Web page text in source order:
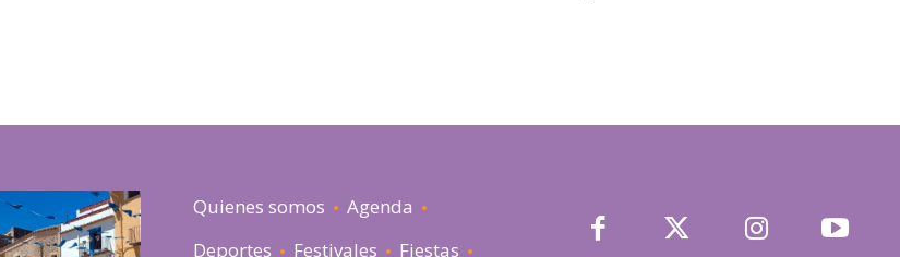
Quienes somos
Agenda
Deportes
Festivales Fiestas